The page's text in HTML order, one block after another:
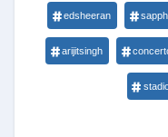
edsheeran
arijitsingh